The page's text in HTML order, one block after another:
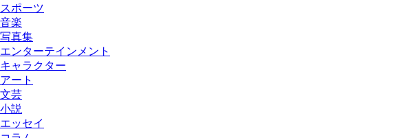
スポーツ
音楽
写真集
エンターテインメント
キャラクター
アート
文芸
小説
エッセイ